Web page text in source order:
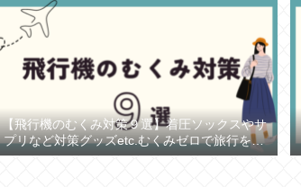
【飛行機のむくみ対策９選】着圧ソックスやサ
プリなど対策グッズetc.むくみゼロで旅行を楽
しもう！